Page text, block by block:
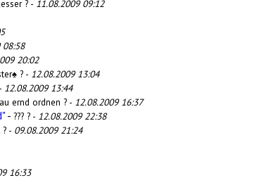
? - 11.08.2009 09:12
08:58
20:02
? - 12.08.2009 13:04
12.08.2009 13:44
ernd ordnen ? - 12.08.2009 16:37
- ??? ? - 12.08.2009 22:38
- 09.08.2009 21:24
16:33